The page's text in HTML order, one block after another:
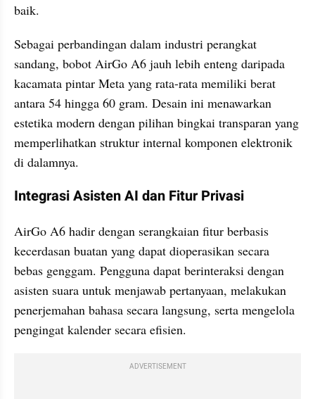
baik.
Sebagai perbandingan dalam industri perangkat
sandang, bobot AirGo A6 jauh lebih enteng daripada
kacamata pintar Meta yang rata-rata memiliki berat
antara 54 hingga 60 gram. Desain ini menawarkan
estetika modern dengan pilihan bingkai transparan yang
memperlihatkan struktur internal komponen elektronik
di dalamnya.
Integrasi Asisten AI dan Fitur Privasi
AirGo A6 hadir dengan serangkaian fitur berbasis
kecerdasan buatan yang dapat dioperasikan secara
bebas genggam. Pengguna dapat berinteraksi dengan
asisten suara untuk menjawab pertanyaan, melakukan
penerjemahan bahasa secara langsung, serta mengelola
pengingat kalender secara efisien.
ADVERTISEMENT